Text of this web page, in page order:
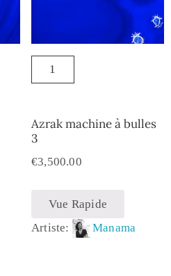
Azrak machine à bulles
3
€3,500.00
Vue Rapide
Artiste:
Manama